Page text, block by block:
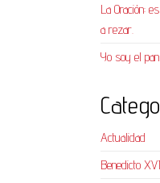
La Oración:
a rezar.
Yo soy el
Actualidad
Benedicto XVI